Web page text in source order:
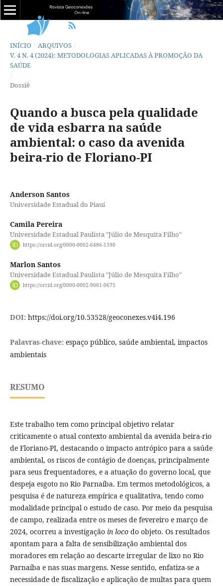
INÍCIO / ARQUIVOS /
V. 4 N. 4 (2024): METODOLOGIAS APLICADAS À PROMOÇÃO DA
SAÚDE
/
Dossiê
Quando a busca pela qualidade
de vida esbarra na saúde
ambiental: o caso da avenida
beira-rio de Floriano-PI
Anderson Santos
Universidade Estadual do Piauí
Camila Pereira
Universidade Estadual Paulista "Júlio de Mesquita Filho"
https://orcid.org/0000-0002-6486-1390
Marlon Santos
Universidade Estadual Paulista "Júlio de Mesquita Filho"
https://orcid.org/0000-0002-9061-0675
DOI: https://doi.org/10.53528/geoconexes.v4i4.196
Palavras-chave: espaço público, saúde ambiental, impactos
ambientais
RESUMO
Este trabalho tem como principal objetivo relatar
criticamente o atual contexto ambiental da avenida beira-rio
de Floriano-PI, destacando o impacto antrópico para a saúde
ambiental, os riscos de contágio de doenças, principalmente
para seus frequentadores, e a atuação do governo local, que
despeja esgoto no Rio Parnaíba. Em termos metodológicos, a
pesquisa é de natureza empírica e qualitativa, tendo como
modalidade principal o estudo de caso. Por meio da pesquisa
de campo, realizada entre os meses de fevereiro e março de
2024, ocorreu a investigação in locodo objeto. Os resultados
apontam para a falta de sensibilização ambiental dos
moradores em relação ao descarte irregular de lixo no Rio
Parnaíba e nas suas margens. Nesse sentido, enfatiza-se a
necessidade de fiscalização e aplicação de multas para quem